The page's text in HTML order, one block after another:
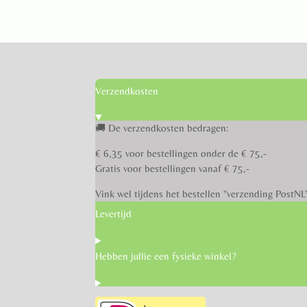
Verzendkosten
🚚 De verzendkosten bedragen:
€ 6,35 voor bestellingen onder de € 75,-
Gratis voor bestellingen vanaf € 75,-
Vink wel tijdens het bestellen "verzending
Levertijd
Hebben jullie een fysieke winkel?